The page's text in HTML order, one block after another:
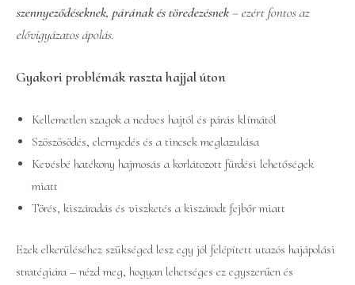
szennyeződéseknek, párának és töredezésnek– ezért fontos az
elővigyázatos ápolás.
Gyakori problémák raszta hajjal úton
Kellemetlen szagok a nedves hajtól és párás klímától
Szöszösödés, elernyedés és a tincsek meglazulása
Kevésbé hatékony hajmosás a korlátozott fürdési lehetőségek
miatt
Törés, kiszáradás és viszketés a kiszáradt fejbőr miatt
Ezek elkerüléséhez szükséged lesz egy jól felépített utazós hajápolási
stratégiára – nézd meg, hogyan lehetséges ez egyszerűen és